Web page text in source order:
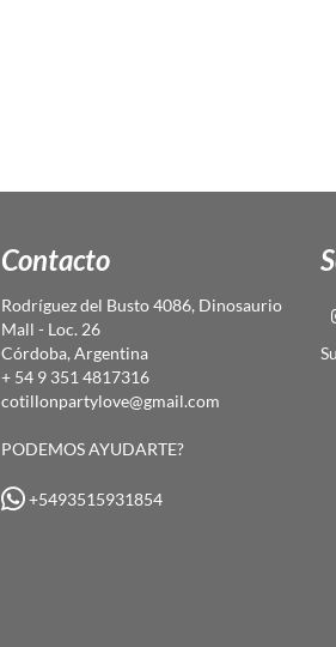
Contacto
Rodríguez del Busto 4086, Dinosaurio
Mall - Loc. 26
Córdoba, Argentina
+ 54 9 351 4817316
cotillonpartylove@gmail.com
PODEMOS AYUDARTE?
+5493515931854